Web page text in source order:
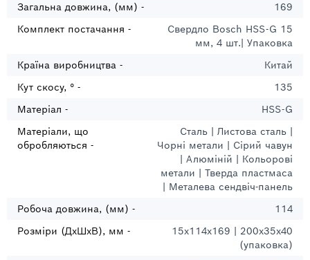
Загальна довжина, (мм) -
169
Комплект постачання -
Свердло Bosch HSS-G 15
мм, 4 шт.| Упаковка
Країна виробництва -
Китай
Кут скосу, ° -
135
Матеріал -
HSS-G
Матеріали, що
обробляються -
Сталь | Листова сталь |
Чорні метали | Сірий чавун
| Алюміній | Кольорові
метали | Тверда пластмаса
| Металева сендвіч-панель
Робоча довжина, (мм) -
114
Розміри (ДхШхВ), мм -
15x114x169 | 200х35х40
(упаковка)